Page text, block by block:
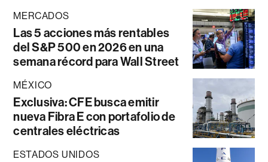
MERCADOS
Las 5 acciones más rentables
del S&P 500 en 2026 en una
semana récord para Wall Street
MÉXICO
Exclusiva: CFE busca emitir
nueva Fibra E con portafolio de
centrales eléctricas
ESTADOS UNIDOS